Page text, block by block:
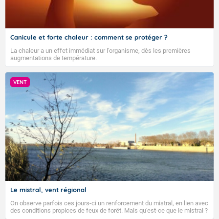
Canicule et forte chaleur : comment se protéger ?
La chaleur a un effet immédiat sur l’organisme, dès les premières
augmentations de température.
VENT
Le mistral, vent régional
On observe parfois ces jours-ci un renforcement du mistral, en lien avec
des conditions propices de feux de forêt. Mais qu'est-ce que le mistral ?